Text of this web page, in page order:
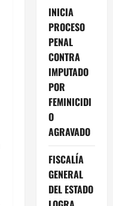
INICIA
PROCESO
PENAL
CONTRA
IMPUTADO
POR
FEMINICIDI
O
AGRAVADO
FISCALÍA
GENERAL
DEL ESTADO